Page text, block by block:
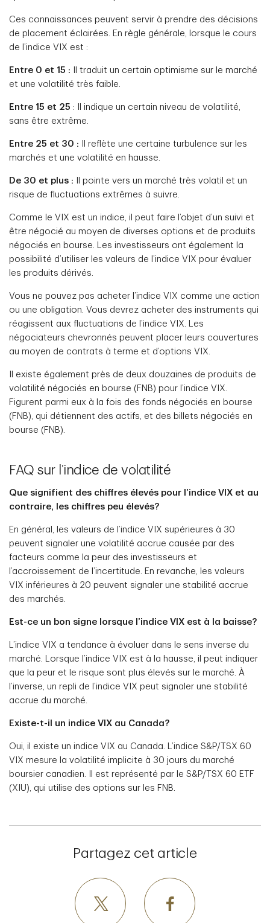
Ces connaissances peuvent servir à prendre des décisions
de placement éclairées. En règle générale, lorsque le cours
de l’indice VIX est :
Entre 0 et 15 :
Il traduit un certain optimisme sur le marché
et une volatilité très faible.
Entre 15 et 25 : Il indique un certain niveau de volatilité,
sans être extrême.
Entre 25 et 30 : Il reflète une certaine turbulence sur les
marchés et une volatilité en hausse.
De 30 et plus : Il pointe vers un marché très volatil et un
risque de fluctuations extrêmes à suivre.
Comme le VIX est un indice, il peut faire l’objet d’un suivi et
être négocié au moyen de diverses options et de produits
négociés en bourse. Les investisseurs ont également la
possibilité d’utiliser les valeurs de l’indice VIX pour évaluer
les produits dérivés.
Vous ne pouvez pas acheter l’indice VIX comme une action
ou une obligation. Vous devrez acheter des instruments qui
réagissent aux fluctuations de l’indice VIX. Les
négociateurs chevronnés peuvent placer leurs couvertures
au moyen de contrats à terme et d’options VIX.
Il existe également près de deux douzaines de produits de
volatilité négociés en bourse (FNB) pour l’indice VIX.
Figurent parmi eux à la fois des fonds négociés en bourse
(FNB), qui détiennent des actifs, et des billets négociés en
bourse (FNB).
FAQ sur l’indice de volatilité
Que signifient des chiffres élevés pour l’indice VIX et au
contraire, les chiffres peu élevés?
En général, les valeurs de l’indice VIX supérieures à 30
peuvent signaler une volatilité accrue causée par des
facteurs comme la peur des investisseurs et
l’accroissement de l’incertitude. En revanche, les valeurs
VIX inférieures à 20 peuvent signaler une stabilité accrue
des marchés.
Est-ce un bon signe lorsque l’indice VIX est à la baisse?
L’indice VIX a tendance à évoluer dans le sens inverse du
marché. Lorsque l’indice VIX est à la hausse, il peut indiquer
que la peur et le risque sont plus élevés sur le marché. À
l’inverse, un repli de l’indice VIX peut signaler une stabilité
accrue du marché.
Existe-t-il un indice VIX au Canada?
Oui, il existe un indice VIX au Canada. L’indice S&P/TSX 60
VIX mesure la volatilité implicite à 30 jours du marché
boursier canadien. Il est représenté par le S&P/TSX 60 ETF
(XIU), qui utilise des options sur les FNB.
Partagez cet article